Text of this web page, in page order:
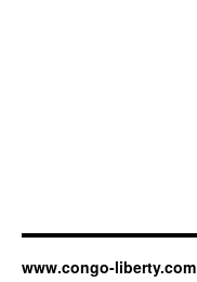
www.congo-liberty.com